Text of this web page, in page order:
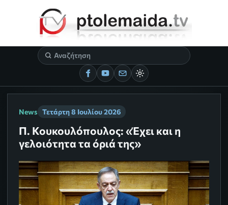
News Τετάρτη 8 Ιουλίου 2026
Π. Κουκουλόπουλος: «Έχει και η
γελοιότητα τα όριά της»